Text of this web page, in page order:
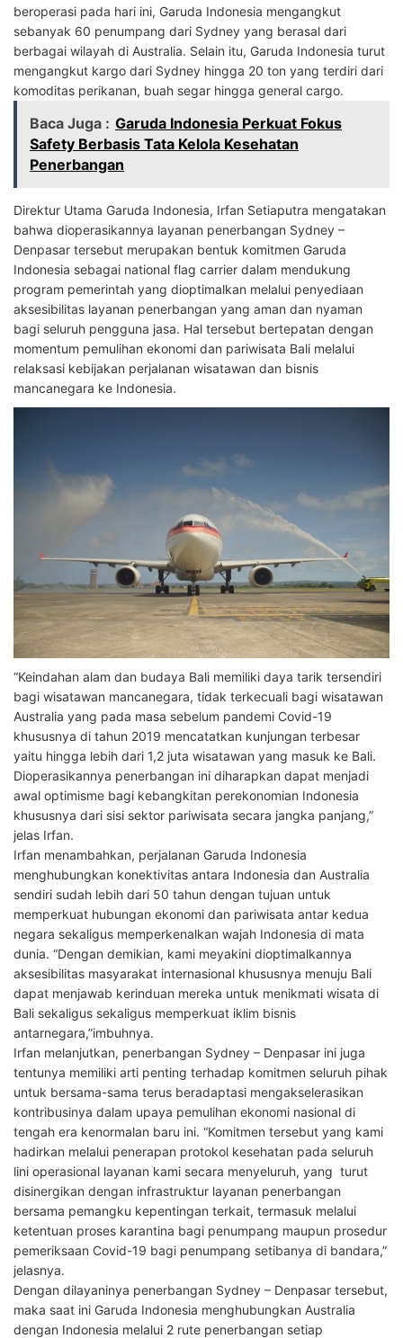
beroperasi pada hari ini, Garuda Indonesia mengangkut
sebanyak 60 penumpang dari Sydney yang berasal dari
berbagai wilayah di Australia. Selain itu, Garuda Indonesia turut
mengangkut kargo dari Sydney hingga 20 ton yang terdiri dari
komoditas perikanan, buah segar hingga general cargo.
Baca Juga : Garuda Indonesia Perkuat Fokus
Safety Berbasis Tata Kelola Kesehatan
Penerbangan
Direktur Utama Garuda Indonesia, Irfan Setiaputra mengatakan
bahwa dioperasikannya layanan penerbangan Sydney –
Denpasar tersebut merupakan bentuk komitmen Garuda
Indonesia sebagai national flag carrier dalam mendukung
program pemerintah yang dioptimalkan melalui penyediaan
aksesibilitas layanan penerbangan yang aman dan nyaman
bagi seluruh pengguna jasa. Hal tersebut bertepatan dengan
momentum pemulihan ekonomi dan pariwisata Bali melalui
relaksasi kebijakan perjalanan wisatawan dan bisnis
mancanegara ke Indonesia.
“Keindahan alam dan budaya Bali memiliki daya tarik tersendiri
bagi wisatawan mancanegara, tidak terkecuali bagi wisatawan
Australia yang pada masa sebelum pandemi Covid-19
khususnya di tahun 2019 mencatatkan kunjungan terbesar
yaitu hingga lebih dari 1,2 juta wisatawan yang masuk ke Bali.
Dioperasikannya penerbangan ini diharapkan dapat menjadi
awal optimisme bagi kebangkitan perekonomian Indonesia
khususnya dari sisi sektor pariwisata secara jangka panjang,”
jelas Irfan.
Irfan menambahkan, perjalanan Garuda Indonesia
menghubungkan konektivitas antara Indonesia dan Australia
sendiri sudah lebih dari 50 tahun dengan tujuan untuk
memperkuat hubungan ekonomi dan pariwisata antar kedua
negara sekaligus memperkenalkan wajah Indonesia di mata
dunia. “Dengan demikian, kami meyakini dioptimalkannya
aksesibilitas masyarakat internasional khususnya menuju Bali
dapat menjawab kerinduan mereka untuk menikmati wisata di
Bali sekaligus sekaligus memperkuat iklim bisnis
antarnegara,”imbuhnya.
Irfan melanjutkan, penerbangan Sydney – Denpasar ini juga
tentunya memiliki arti penting terhadap komitmen seluruh pihak
untuk bersama-sama terus beradaptasi mengakselerasikan
kontribusinya dalam upaya pemulihan ekonomi nasional di
tengah era kenormalan baru ini. “Komitmen tersebut yang kami
hadirkan melalui penerapan protokol kesehatan pada seluruh
lini operasional layanan kami secara menyeluruh, yang turut
disinergikan dengan infrastruktur layanan penerbangan
bersama pemangku kepentingan terkait, termasuk melalui
ketentuan proses karantina bagi penumpang maupun prosedur
pemeriksaan Covid-19 bagi penumpang setibanya di bandara,”
jelasnya.
Dengan dilayaninya penerbangan Sydney – Denpasar tersebut,
maka saat ini Garuda Indonesia menghubungkan Australia
dengan Indonesia melalui 2 rute penerbangan setiap